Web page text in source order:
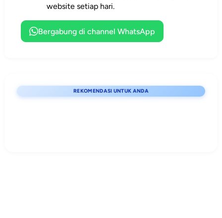
Pasukan.
dan praktis.
nol.
website setiap hari.
Bergabung di channel WhatsApp
REKOMENDASI UNTUK ANDA